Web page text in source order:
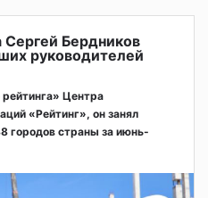
Сергей Бердников
руководителей
Центра
«Рейтинг», он занял
городов страны за июнь-